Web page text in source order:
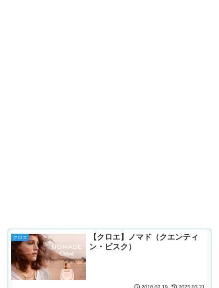
クロエ
【クロエ】ノマド（クエンティ
ン・ビスク）